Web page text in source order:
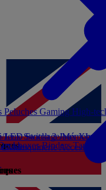
PeluchesGaming High-
Jeux Switch 2Jeux Xbox
BindersTapis
LEDStockage/Mémoire
MaroquinerieAccessoires